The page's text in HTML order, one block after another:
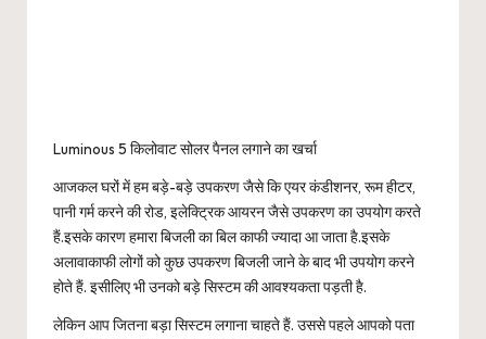
Luminous 5 किलोवाट सोलर पैनल लगाने का खर्चा
आजकल घरों में हम बड़े-बड़े उपकरण जैसे कि एयर कंडीशनर, रूम हीटर,
पानी गर्म करने की रोड, इलेक्ट्रिक आयरन जैसे उपकरण का उपयोग करते
हैं.इसके कारण हमारा बिजली का बिल काफी ज्यादा आ जाता है.इसके
अलावाकाफी लोगों को कुछ उपकरण बिजली जाने के बाद भी उपयोग करने
होते हैं. इसीलिए भी उनको बड़े सिस्टम की आवश्यकता पड़ती है.
लेकिन आप जितना बड़ा सिस्टम लगाना चाहते हैं. उससे पहले आपको पता